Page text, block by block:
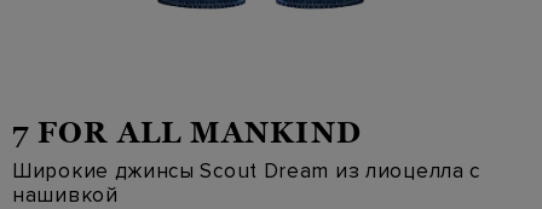
7 FOR ALL MANKIND
Широкие джинсы Scout Dream из лиоцелла с
нашивкой